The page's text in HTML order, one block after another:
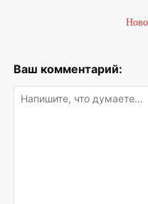
Ваш комментарий: